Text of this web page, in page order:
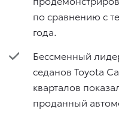
по сравнению с
года.
Бессменный
седанов Toyota
кварталов
проданный